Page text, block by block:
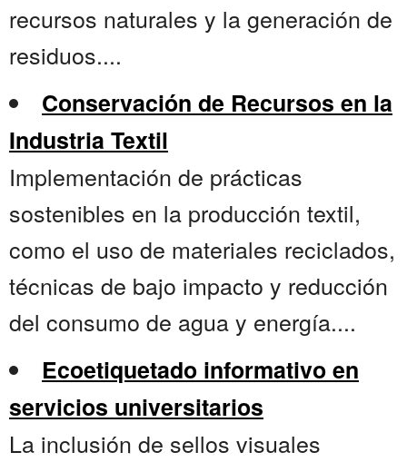
recursos naturales y la generación de
residuos....
Conservación de Recursos en la
Industria Textil
Implementación de prácticas
sostenibles en la producción textil,
como el uso de materiales reciclados,
técnicas de bajo impacto y reducción
del consumo de agua y energía....
Ecoetiquetado informativo en
servicios universitarios
La inclusión de sellos visuales